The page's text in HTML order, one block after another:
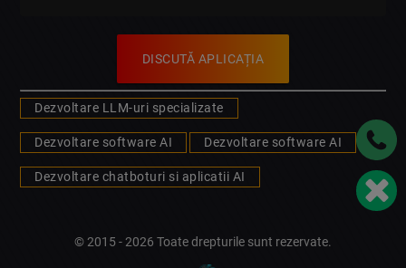
DISCUTĂ APLICAȚIA
Dezvoltare LLM-uri specializate
Dezvoltare software AI Dezvoltare software AI
Dezvoltare chatboturi si aplicatii AI
© 2015 - 2026 Toate drepturile sunt rezervate.